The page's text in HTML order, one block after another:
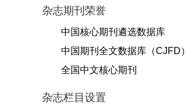
杂志期刊荣誉
中国核心期刊遴选数据库
中国期刊全文数据库（CJFD）
全国中文核心期刊
杂志栏目设置